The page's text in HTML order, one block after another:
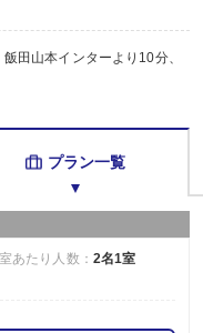
田山本インターより10分、
プラン一覧
あたり人数： 2名1室